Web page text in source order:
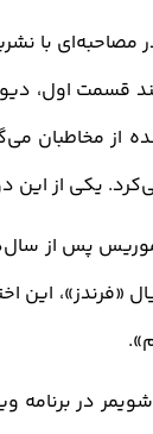
با
قسمت اول،
از مخاطبان
یکی از این
پس از
.«
در برنامه